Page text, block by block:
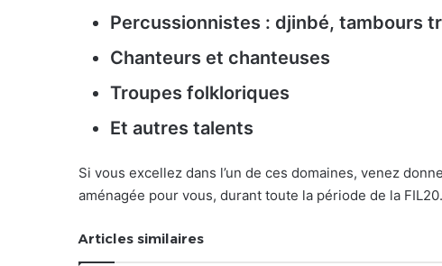
Percussionnistes : djinbé, tambours
Chanteurs et chanteuses
Troupes folkloriques
Et autres talents
Si vous excellez dans l’un de ces domaines, venez
aménagée pour vous, durant toute la période de la FIL20.
Articles similaires